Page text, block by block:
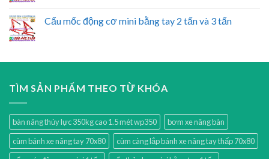
Cẩu mốc động cơ mini bằng tay 2 tấn và 3 tấn
TÌM SẢN PHẨM THEO TỪ KHÓA
bàn nâng thủy lực 350kg cao 1.5 mét wp350
bơm xe nâng bàn
cùm bánh xe nâng tay 70x80
cùm càng lắp bánh xe nâng tay thấp 70x80